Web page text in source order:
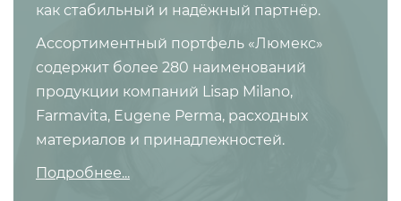
как стабильный и надёжный партнёр.
Ассортиментный портфель «Люмекс»
содержит более 280 наименований
продукции компаний Lisap Milano,
Farmavita, Eugene Perma, расходных
материалов и принадлежностей.
Подробнее...